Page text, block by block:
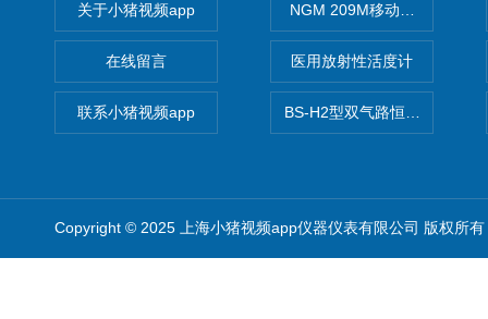
关于小猪视频app
在线留言
联系小猪视频app
NGM 209M移动式惰性气体
医用放射性活度计
BS-H2型双气路恒流大气采样
Copyright © 2025 上海小猪视频app仪器仪表有限公司 版权所有